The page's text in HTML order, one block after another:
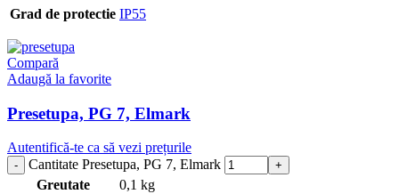
Grad de protectie IP55
Compară
Adaugă la favorite
Presetupa, PG 7, Elmark
Autentifică-te ca să vezi prețurile
Cantitate Presetupa, PG 7, Elmark
Greutate
0,1 kg